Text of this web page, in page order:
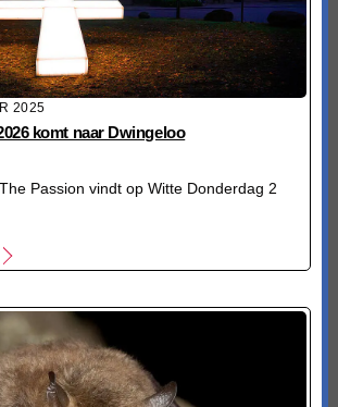
2025
komt naar Dwingeloo
The Passion vindt op Witte Donderdag 2